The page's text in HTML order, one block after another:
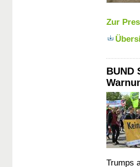
Zur
BUND
Trumps